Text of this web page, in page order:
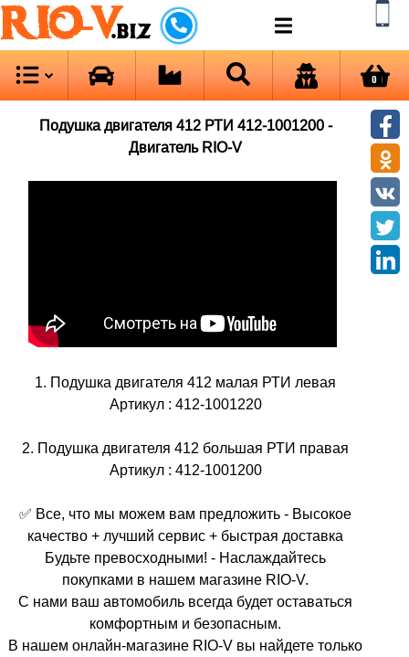
RIO-V.biz
0
Подушка двигателя 412 РТИ 412-1001200 -
Двигатель RIO-V
1. Подушка двигателя 412 малая РТИ левая
Артикул : 412-1001220
2. Подушка двигателя 412 большая РТИ правая
Артикул : 412-1001200
✅ Все, что мы можем вам предложить - Высокое
качество + лучший сервис + быстрая доставка
Будьте превосходными! - Наслаждайтесь
покупками в нашем магазине RIO-V.
С нами ваш автомобиль всегда будет оставаться
комфортным и безопасным.
В нашем онлайн-магазине RIO-V вы найдете только